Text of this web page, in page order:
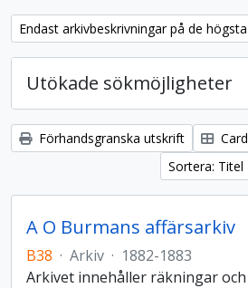
Remove filter:
Endast arkivbeskrivningar på de
Utökade sökmöjligheter
Förhandsgranska utskrift
Sortera: Titel
A O Burmans affärsarkiv
B38 · Arkiv · 1882-1883
Arkivet innehåller räkningar och